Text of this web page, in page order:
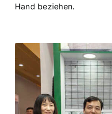
Hand beziehen.